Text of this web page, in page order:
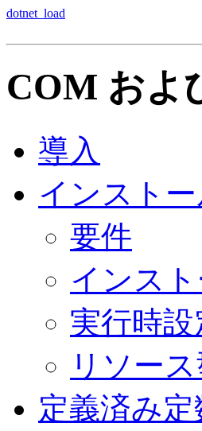
dotnet_load
COM およ
導入
インスト
要件
インス
実行時設
リソース
定義済み定